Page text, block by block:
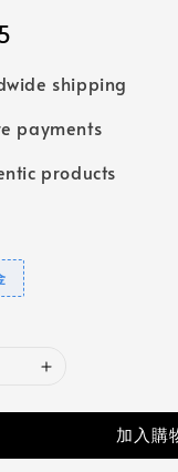
shipping
payments
products
加入購